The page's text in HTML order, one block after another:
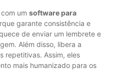
com umsoftware para
garante consistência e
de enviar um lembrete e
Além disso, libera a
repetitivas. Assim, eles
mais humanizado para os